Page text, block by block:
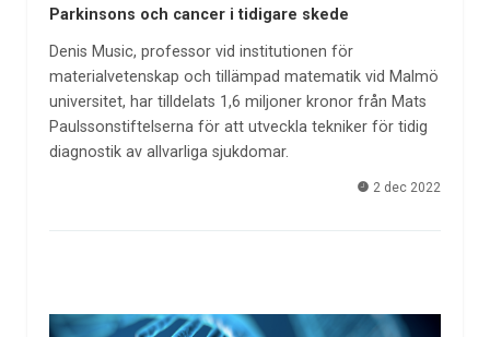
Parkinsons och cancer i tidigare skede
Denis Music, professor vid institutionen för
materialvetenskap och tillämpad matematik vid Malmö
universitet, har tilldelats 1,6 miljoner kronor från Mats
Paulssonstiftelserna för att utveckla tekniker för tidig
diagnostik av allvarliga sjukdomar.
2 dec 2022